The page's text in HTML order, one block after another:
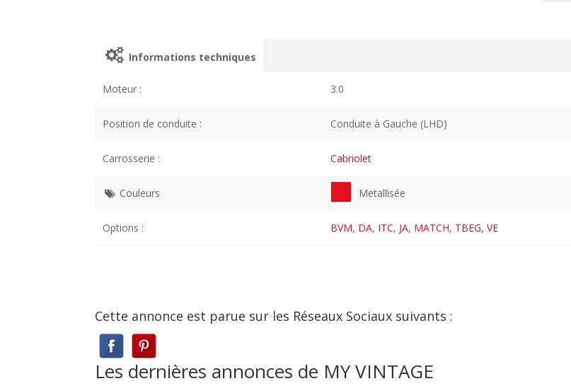
Informations techniques
Moteur : 3.0
Position de conduite : Conduite à Gauche (LHD)
Carrosserie : Cabriolet
Couleurs Metallisée
Options : BVM, DA, ITC, JA, MATCH, TBEG,VE
Cette annonce est parue sur les Réseaux Sociaux suivants :
Les dernières annonces de MY VINTAGE